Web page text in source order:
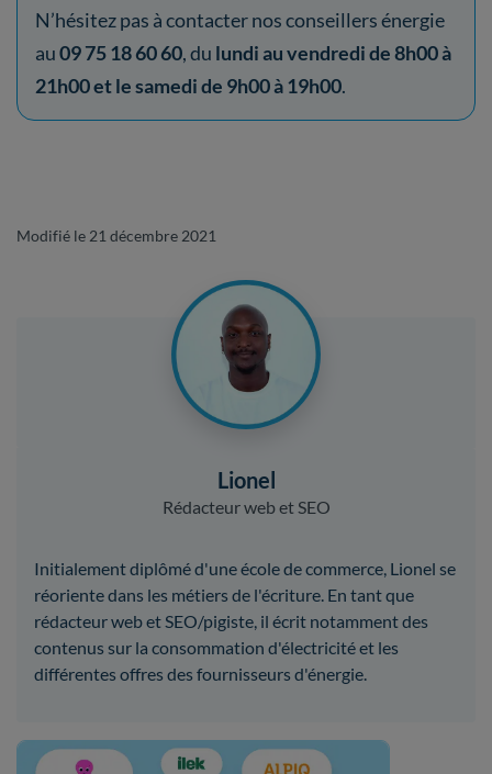
N’hésitez pas à contacter nos conseillers énergie
au09 75 18 60 60, du lundi au vendredi de 8h00 à
21h00 et le samedi de 9h00 à 19h00.
Modifié le 21 décembre 2021
Lionel
Rédacteur web et SEO
Initialement diplômé d'une école de commerce, Lionel se
réoriente dans les métiers de l'écriture. En tant que
rédacteur web et SEO/pigiste, il écrit notamment des
contenus sur la consommation d'électricité et les
différentes offres des fournisseurs d'énergie.